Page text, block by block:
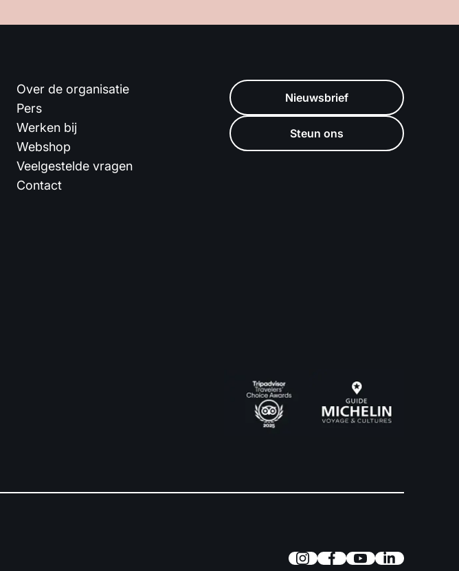
Over de organisatie
Pers
Werken bij
Webshop
Veelgestelde vragen
Contact
Nieuwsbrief
Steun ons